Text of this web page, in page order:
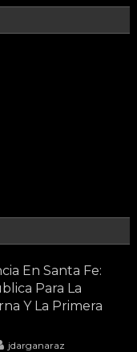
En Santa Fe:
Para La
Y La Primera
jdarganaraz